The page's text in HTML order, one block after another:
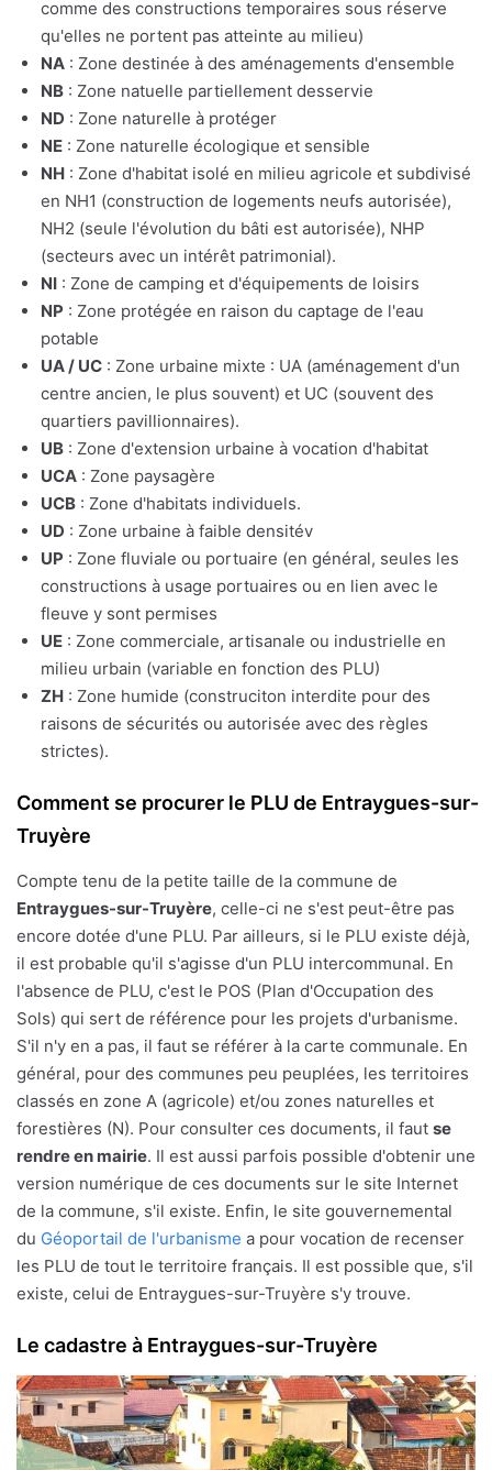
comme des constructions temporaires sous réserve
qu'elles ne portent pas atteinte au milieu)
NA : Zone destinée à des aménagements d'ensemble
NB : Zone natuelle partiellement desservie
ND : Zone naturelle à protéger
NE : Zone naturelle écologique et sensible
NH : Zone d'habitat isolé en milieu agricole et subdivisé
en NH1 (construction de logements neufs autorisée),
NH2 (seule l'évolution du bâti est autorisée), NHP
(secteurs avec un intérêt patrimonial).
NI : Zone de camping et d'équipements de loisirs
NP : Zone protégée en raison du captage de l'eau
potable
UA / UC : Zone urbaine mixte : UA (aménagement d'un
centre ancien, le plus souvent) et UC (souvent des
quartiers pavillionnaires).
UB : Zone d'extension urbaine à vocation d'habitat
UCA : Zone paysagère
UCB : Zone d'habitats individuels.
UD : Zone urbaine à faible densitév
UP : Zone fluviale ou portuaire (en général, seules les
constructions à usage portuaires ou en lien avec le
fleuve y sont permises
UE : Zone commerciale, artisanale ou industrielle en
milieu urbain (variable en fonction des PLU)
ZH : Zone humide (construciton interdite pour des
raisons de sécurités ou autorisée avec des règles
strictes).
Comment se procurer le PLU de Entraygues-sur-
Truyère
Compte tenu de la petite taille de la commune de
Entraygues-sur-Truyère, celle-ci ne s'est peut-être pas
encore dotée d'une PLU. Par ailleurs, si le PLU existe déjà,
il est probable qu'il s'agisse d'un PLU intercommunal. En
l'absence de PLU, c'est le POS (Plan d'Occupation des
Sols) qui sert de référence pour les projets d'urbanisme.
S'il n'y en a pas, il faut se référer à la carte communale. En
général, pour des communes peu peuplées, les territoires
classés en zone A (agricole) et/ou zones naturelles et
forestières (N). Pour consulter ces documents, il faut se
rendre en mairie. Il est aussi parfois possible d'obtenir une
version numérique de ces documents sur le site Internet
de la commune, s'il existe. Enfin, le site gouvernemental
du Géoportail de l'urbanisme a pour vocation de recenser
les PLU de tout le territoire français. Il est possible que, s'il
existe, celui de Entraygues-sur-Truyère s'y trouve.
Le cadastre à Entraygues-sur-Truyère